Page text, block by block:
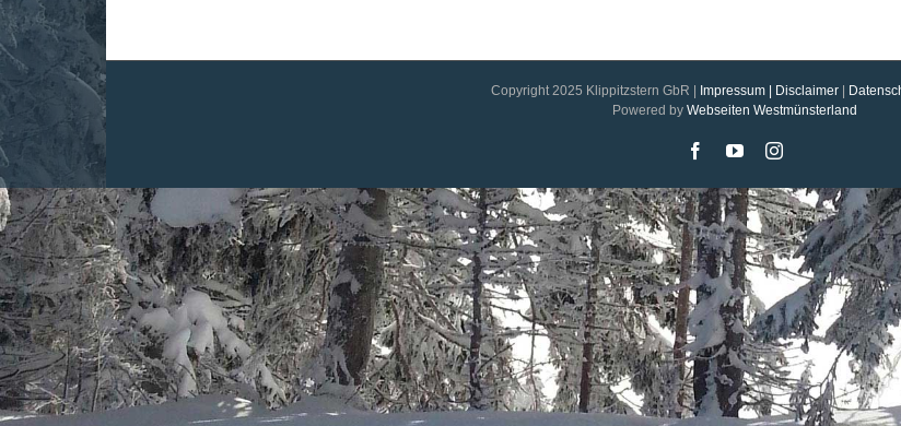
Copyright 2025 Klippitzstern GbR | Impressum | Disclaimer|
Powered by Webseiten Westmünsterland
FacebookYouTubeInstagram